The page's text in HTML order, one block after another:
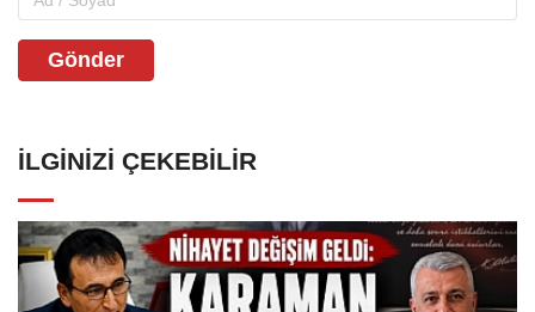
Gönder
İLGINIZI ÇEKEBILIR